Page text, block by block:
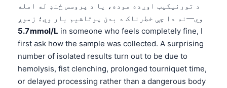
د تورنیکیټ اوږده موده، یا د پروسس ځنډ له امله
وي—نه دا چې خطرناک د بدن پوتاشیم بار وي؛ زموږ
5.7 mmol/L in someone who feels completely fine, I
first ask how the sample was collected. A surprising
number of isolated results turn out to be due to
hemolysis, fist clenching, prolonged tourniquet time,
or delayed processing rather than a dangerous body